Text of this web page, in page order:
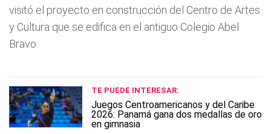
visitó el proyecto en construcción del Centro de Artes
y Cultura que se edifica en el antiguo Colegio Abel
Bravo.
TE PUEDE INTERESAR:
Juegos Centroamericanos y del Caribe
2026: Panamá gana dos medallas de oro
en gimnasia